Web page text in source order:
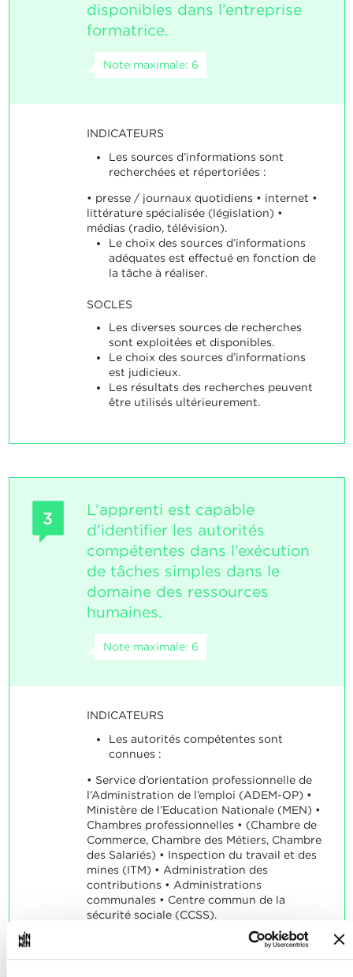
disponibles dans l’entreprise
formatrice.
Note maximale: 6
INDICATEURS
Les sources d’informations sont
recherchées et répertoriées :
• presse / journaux quotidiens • internet •
littérature spécialisée (législation) •
médias (radio, télévision).
Le choix des sources d’informations
adéquates est effectué en fonction de
la tâche à réaliser.
SOCLES
Les diverses sources de recherches
sont exploitées et disponibles.
Le choix des sources d’informations
est judicieux.
Les résultats des recherches peuvent
être utilisés ultérieurement.
3
L’apprenti est capable
d’identifier les autorités
compétentes dans l’exécution
de tâches simples dans le
domaine des ressources
humaines.
Note maximale: 6
INDICATEURS
Les autorités compétentes sont
connues :
• Service d’orientation professionnelle de
l’Administration de l’emploi (ADEM-OP) •
Ministère de l’Education Nationale (MEN) •
Chambres professionnelles • (Chambre de
Commerce, Chambre des Métiers, Chambre
des Salariés) • Inspection du travail et des
mines (ITM) • Administration des
contributions • Administrations
communales • Centre commun de la
sécurité sociale (CCSS).